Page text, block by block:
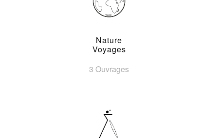
Nature
Voyages
3 Ouvrages